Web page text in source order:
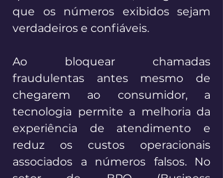
que os números exibidos sejam
verdadeiros e confiáveis.
Ao bloquear chamadas
fraudulentas antes mesmo de
chegarem ao consumidor, a
tecnologia permite a melhoria da
experiência de atendimento e
reduz os custos operacionais
associados a números falsos. No